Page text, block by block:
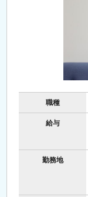
職種
給与
勤務地